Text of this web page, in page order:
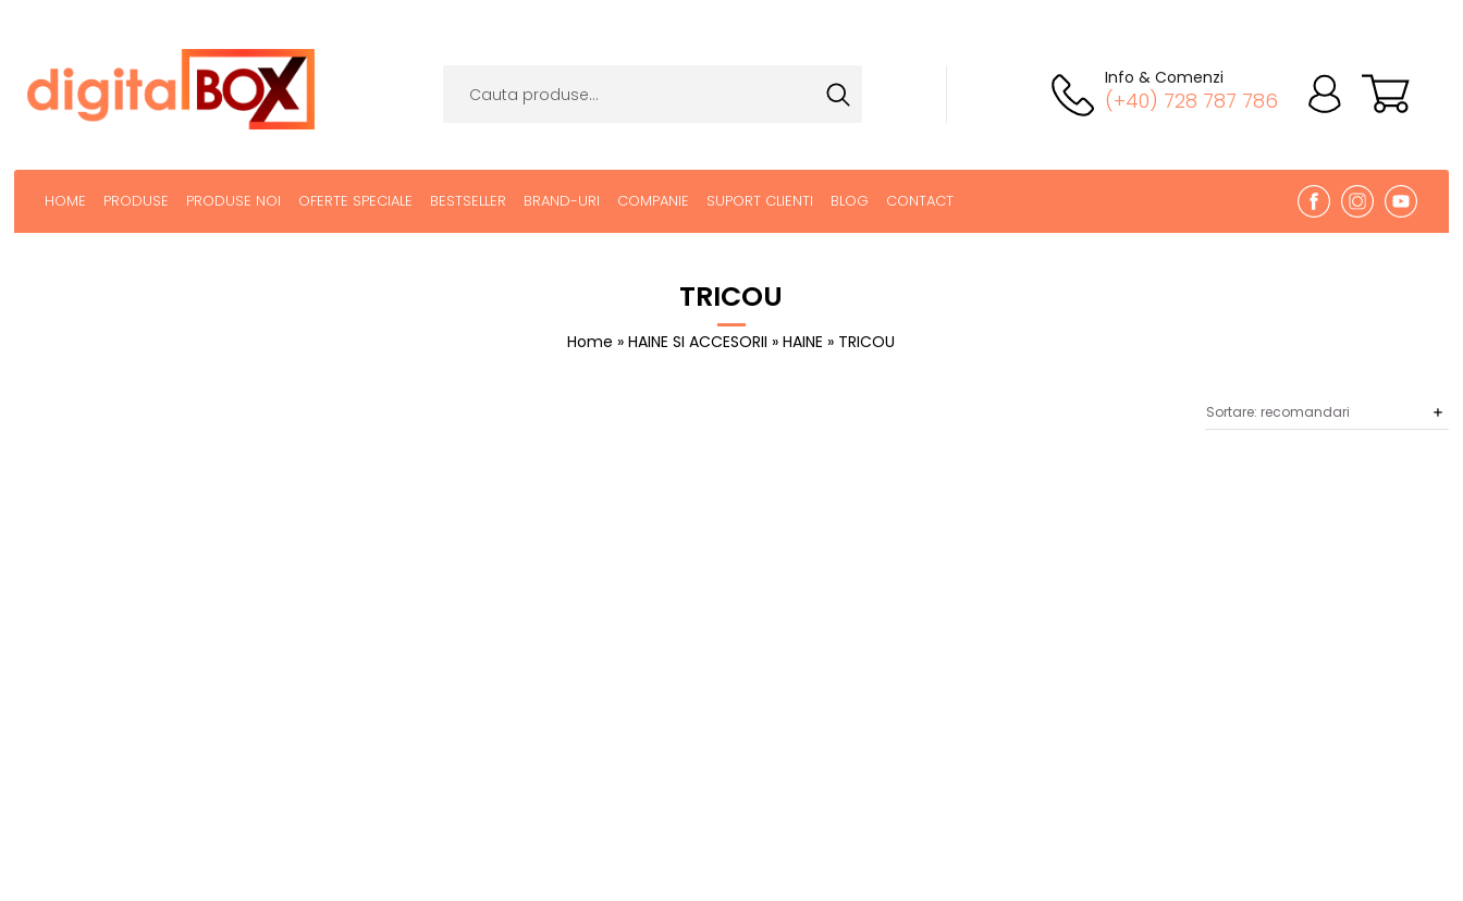
Info & Comenzi
(+40) 728 787 786
HOME PRODUSE PRODUSE NOI OFERTE SPECIALE BESTSELLER BRAND-URI COMPANIE SUPORT CLIENTI BLOG CONTACT
TRICOU
Home »HAINE SI ACCESORII »HAINE » TRICOU